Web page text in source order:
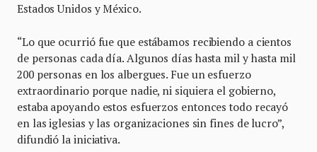
Estados Unidos y México.
“Lo que ocurrió fue que estábamos recibiendo a cientos
de personas cada día. Algunos días hasta mil y hasta mil
200 personas en los albergues. Fue un esfuerzo
extraordinario porque nadie, ni siquiera el gobierno,
estaba apoyando estos esfuerzos entonces todo recayó
en las iglesias y las organizaciones sin fines de lucro”,
difundió la iniciativa.